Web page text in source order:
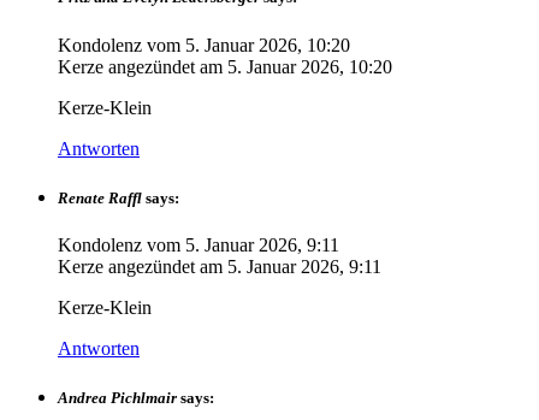
Kondolenz vom 5. Januar 2026, 10:20
Kerze angezündet am 5. Januar 2026, 10:20
Kerze-Klein
Antworten
Renate Raffl says:
Kondolenz vom 5. Januar 2026, 9:11
Kerze angezündet am 5. Januar 2026, 9:11
Kerze-Klein
Antworten
Andrea Pichlmair says: